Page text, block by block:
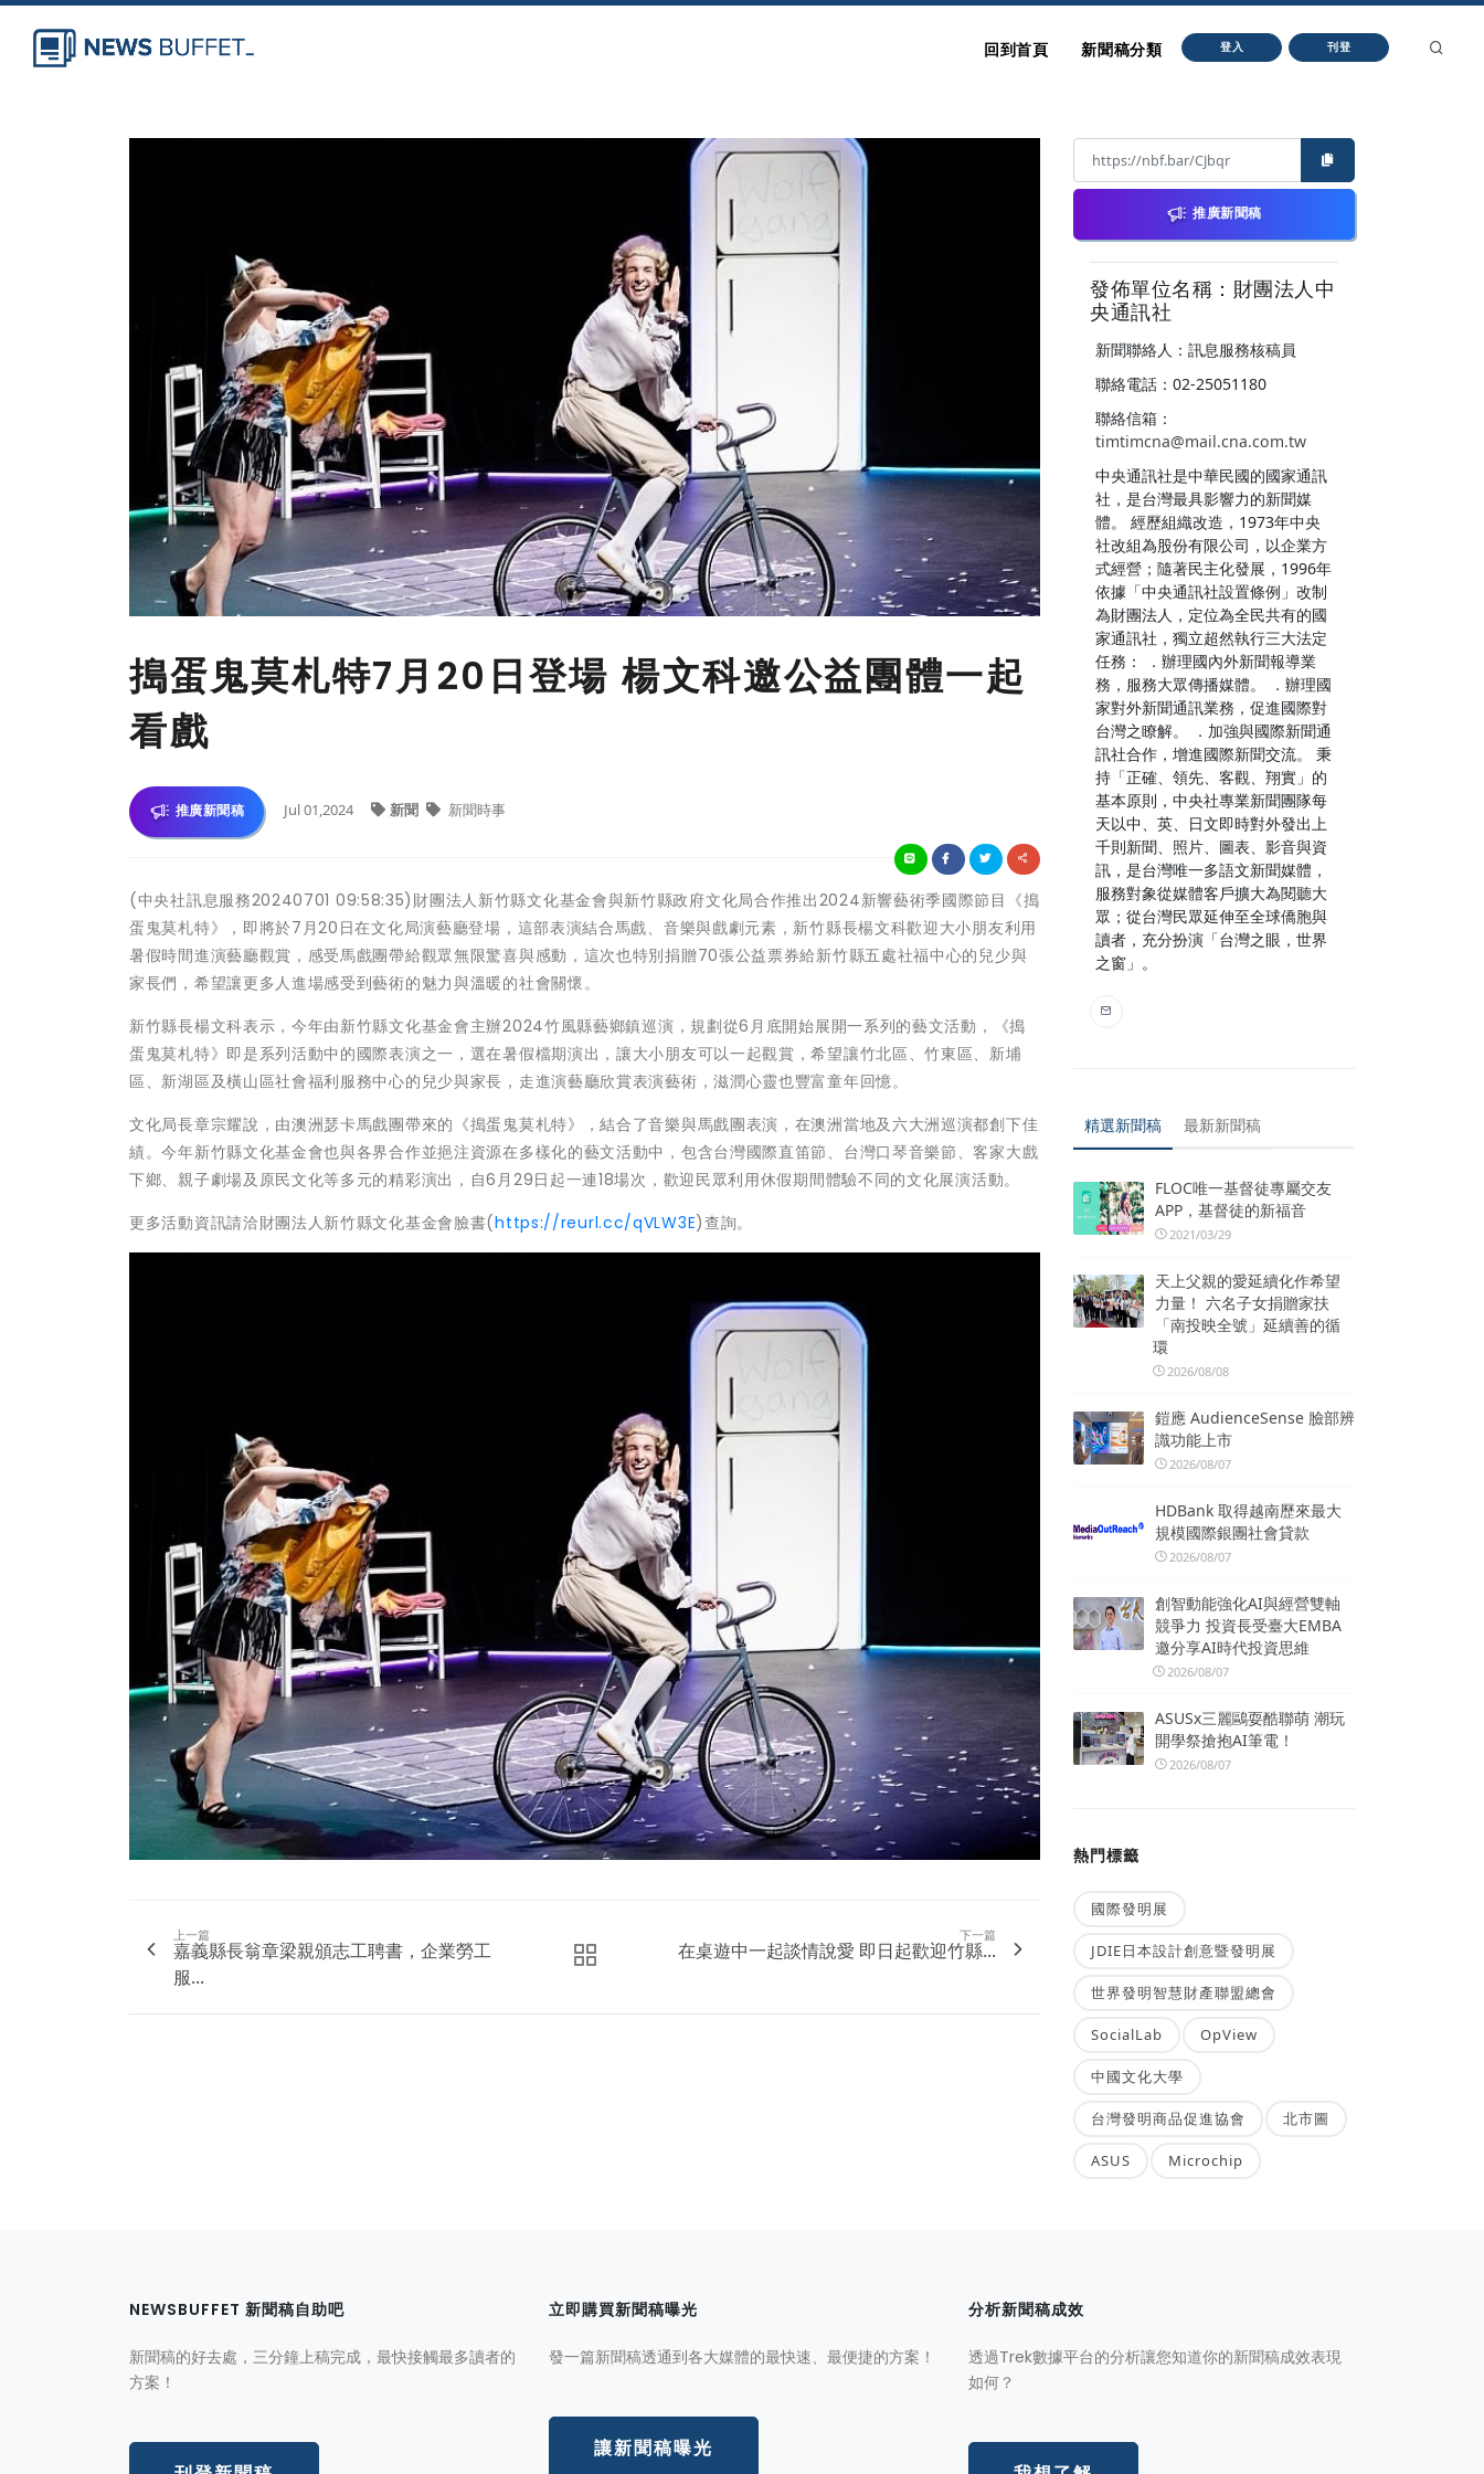
回到首頁 新聞稿分類 登入 刊登
搗蛋鬼莫札特7月20日登場 楊文科邀公益團體一起
看戲
推廣新聞稿 Jul 01,2024 新聞 新聞時事
(中央社訊息服務20240701 09:58:35)財團法人新竹縣文化基金會與新竹縣政府文化局合作推出2024新響藝術季國際節目《搗
蛋鬼莫札特》，即將於7月20日在文化局演藝廳登場，這部表演結合馬戲、音樂與戲劇元素，新竹縣長楊文科歡迎大小朋友利用
暑假時間進演藝廳觀賞，感受馬戲團帶給觀眾無限驚喜與感動，這次也特別捐贈70張公益票券給新竹縣五處社福中心的兒少與
家長們，希望讓更多人進場感受到藝術的魅力與溫暖的社會關懷。
新竹縣長楊文科表示，今年由新竹縣文化基金會主辦2024竹風縣藝鄉鎮巡演，規劃從6月底開始展開一系列的藝文活動，《搗
蛋鬼莫札特》即是系列活動中的國際表演之一，選在暑假檔期演出，讓大小朋友可以一起觀賞，希望讓竹北區、竹東區、新埔
區、新湖區及橫山區社會福利服務中心的兒少與家長，走進演藝廳欣賞表演藝術，滋潤心靈也豐富童年回憶。
文化局長章宗耀說，由澳洲瑟卡馬戲團帶來的《搗蛋鬼莫札特》，結合了音樂與馬戲團表演，在澳洲當地及六大洲巡演都創下佳
績。今年新竹縣文化基金會也與各界合作並挹注資源在多樣化的藝文活動中，包含台灣國際直笛節、台灣口琴音樂節、客家大戲
下鄉、親子劇場及原民文化等多元的精彩演出，自6月29日起一連18場次，歡迎民眾利用休假期間體驗不同的文化展演活動。
更多活動資訊請洽財團法人新竹縣文化基金會臉書(https://reurl.cc/qVLW3E)查詢。
上一篇
嘉義縣長翁章梁親頒志工聘書，企業勞工
服...
下一篇
在桌遊中一起談情說愛 即日起歡迎竹縣...
推廣新聞稿
發佈單位名稱：財團法人中
央通訊社
新聞聯絡人：訊息服務核稿員
聯絡電話：02-25051180
聯絡信箱：
timtimcna@mail.cna.com.tw
中央通訊社是中華民國的國家通訊
社，是台灣最具影響力的新聞媒
體。 經歷組織改造，1973年中央
社改組為股份有限公司，以企業方
式經營；隨著民主化發展，1996年
依據「中央通訊社設置條例」改制
為財團法人，定位為全民共有的國
家通訊社，獨立超然執行三大法定
任務： ．辦理國內外新聞報導業
務，服務大眾傳播媒體。 ．辦理國
家對外新聞通訊業務，促進國際對
台灣之瞭解。 ．加強與國際新聞通
訊社合作，增進國際新聞交流。 秉
持「正確、領先、客觀、翔實」的
基本原則，中央社專業新聞團隊每
天以中、英、日文即時對外發出上
千則新聞、照片、圖表、影音與資
訊，是台灣唯一多語文新聞媒體，
服務對象從媒體客戶擴大為閱聽大
眾；從台灣民眾延伸至全球僑胞與
讀者，充分扮演「台灣之眼，世界
之窗」。
精選新聞稿 最新新聞稿
FLOC唯一基督徒專屬交友
APP，基督徒的新福音
2021/03/29
天上父親的愛延續化作希望
力量！ 六名子女捐贈家扶
「南投映全號」延續善的循
環
2026/08/08
鎧應 AudienceSense 臉部辨
識功能上市
2026/08/07
HDBank 取得越南歷來最大
規模國際銀團社會貸款
2026/08/07
創智動能強化AI與經營雙軸
競爭力 投資長受臺大EMBA
邀分享AI時代投資思維
2026/08/07
ASUSx三麗鷗耍酷聯萌 潮玩
開學祭搶抱AI筆電！
2026/08/07
熱門標籤
國際發明展
JDIE日本設計創意暨發明展
世界發明智慧財產聯盟總會
SocialLab OpView
中國文化大學
台灣發明商品促進協會 北市圖
ASUS Microchip
NEWSBUFFET 新聞稿自助吧
新聞稿的好去處，三分鐘上稿完成，最快接觸最多讀者的
方案！
立即購買新聞稿曝光
發一篇新聞稿透通到各大媒體的最快速、最便捷的方案！
讓新聞稿曝光
分析新聞稿成效
透過Trek數據平台的分析讓您知道你的新聞稿成效表現
如何？